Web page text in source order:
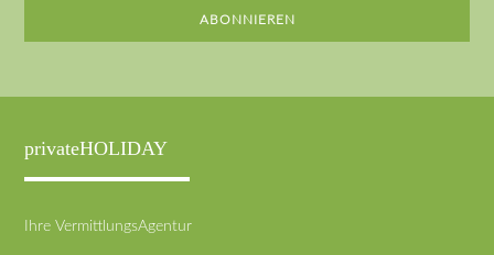
ABONNIEREN
privateHOLIDAY
Ihre VermittlungsAgentur